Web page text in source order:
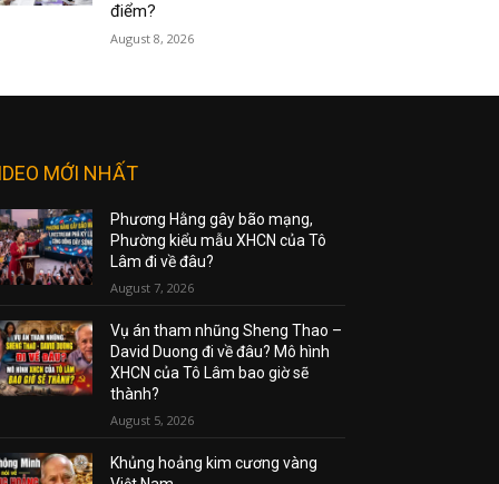
điểm?
August 8, 2026
MỚI NHẤT
Phương Hằng gây bão mạng,
Phường kiểu mẫu XHCN của Tô
Lâm đi về đâu?
August 7, 2026
Vụ án tham nhũng Sheng Thao –
David Duong đi về đâu? Mô hình
XHCN của Tô Lâm bao giờ sẽ
thành?
August 5, 2026
Khủng hoảng kim cương vàng